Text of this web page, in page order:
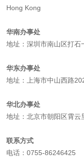
Hong Kong
华南办事处
地址：深圳市南山区打
华东办事处
地址：上海市中山西路
华北办事处
地址：北京市朝阳区霄
联系方式
电话：0755-86246425